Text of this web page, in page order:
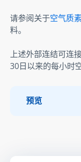
请参阅关于空气质
料。
上述外部连结可连
30日以来的每小时
预览